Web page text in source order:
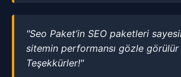
"Seo Paket’in SEO paketleri
sitemin performansı gözle görülür
Teşekkürler!"